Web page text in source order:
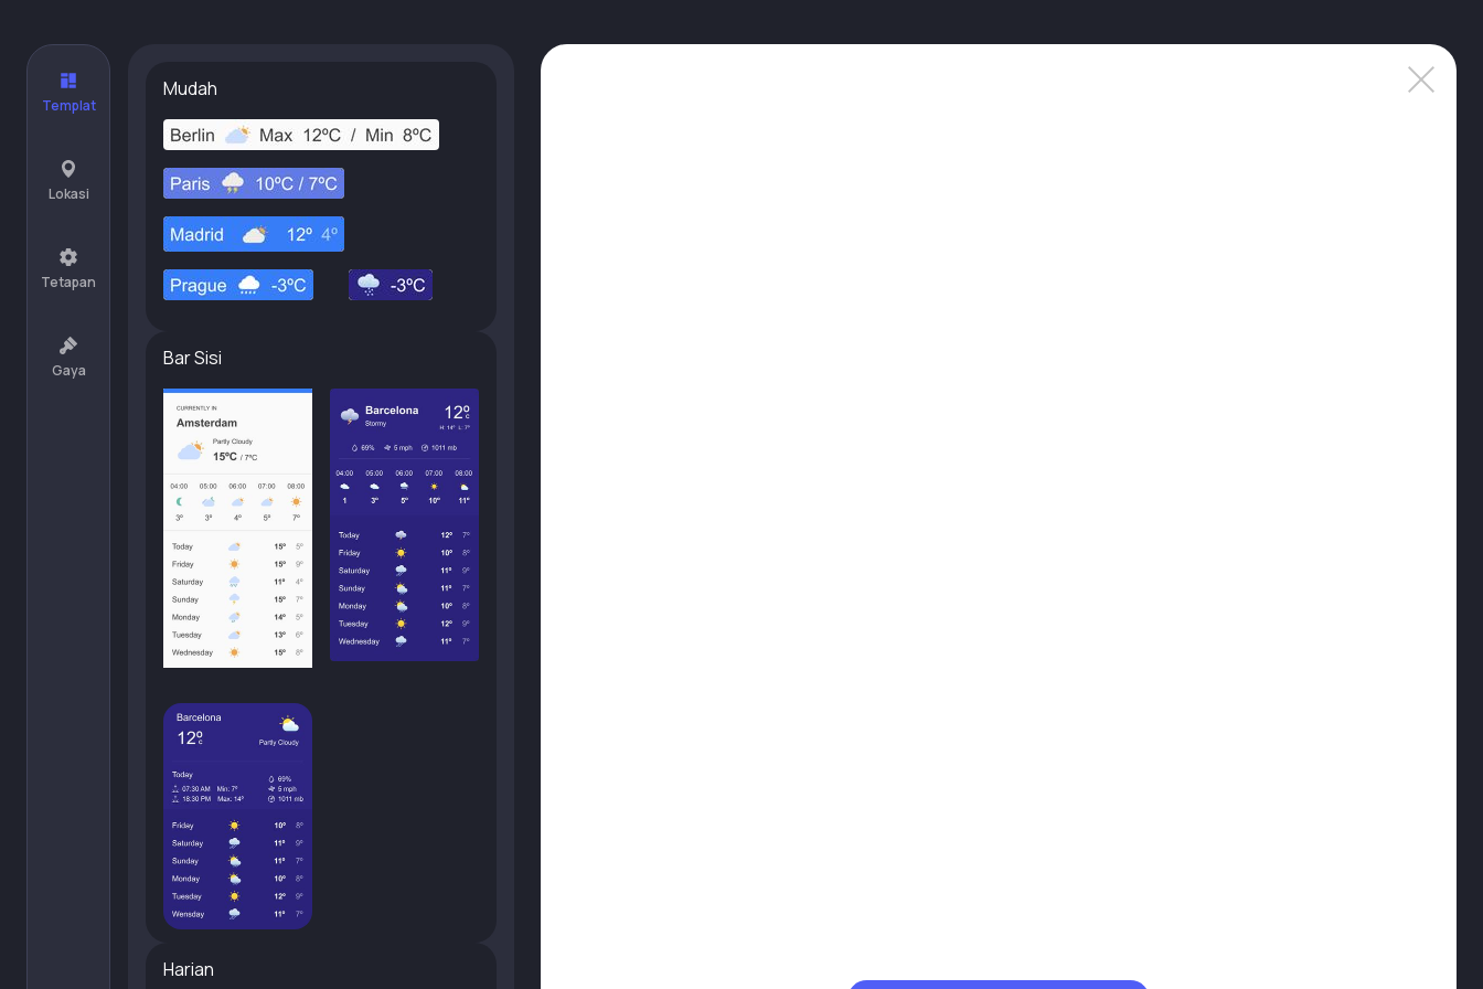
Templat
Lokasi
Tetapan
Gaya
Mudah
Bar Sisi
Harian